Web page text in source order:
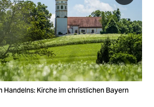
Handelns: Kirche im christlichen Bayern